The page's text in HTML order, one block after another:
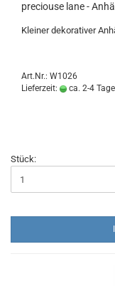
preciouse lane -
Kleiner dekorativer
Art.Nr.: W1026
Lieferzeit:
ca. 2-4 Tage
Stück: